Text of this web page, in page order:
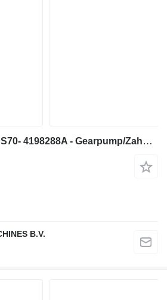
Ahlmann AZ5/AZ6/AS70- 4198288A - Gearpump/Zahnradpumpe zupčasta pumpa za prednjeg utovarivača
B.V.